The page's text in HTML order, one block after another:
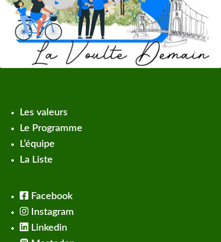
Les valeurs
Le Programme
L’équipe
La Liste
Facebook
Instagram
Linkedin